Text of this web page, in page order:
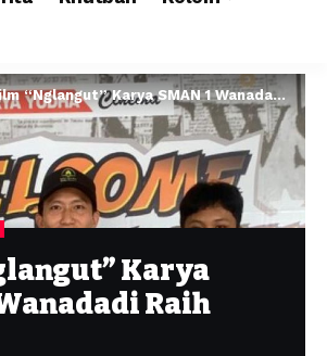
“Nglangut” Karya SMAN 1 Wanadadi Raih Juara 3
Karya
Raih